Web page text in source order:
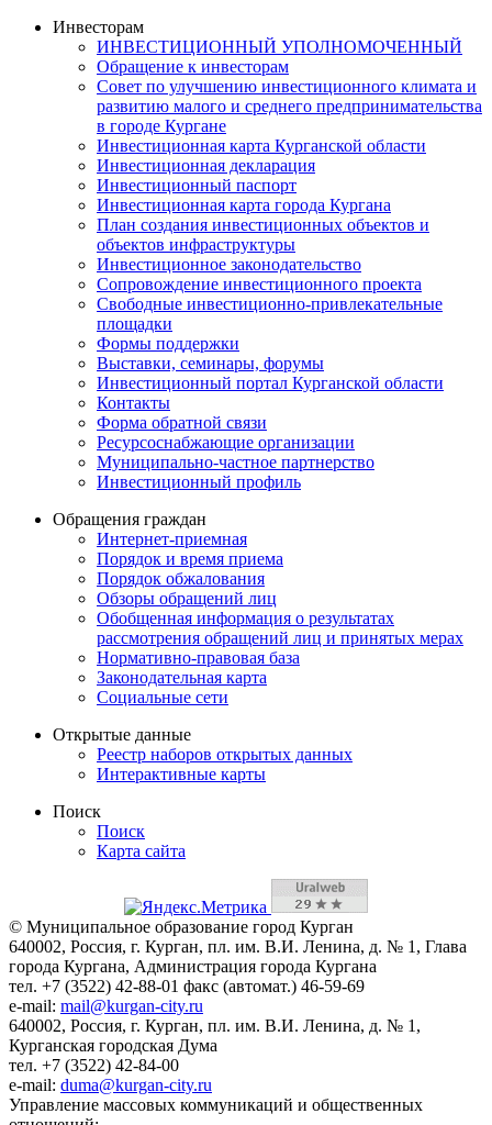
Инвесторам
ИНВЕСТИЦИОННЫЙ УПОЛНОМОЧЕННЫЙ
Обращение к инвесторам
Совет по улучшению инвестиционного климата и
развитию малого и среднего предпринимательства
в городе Кургане
Инвестиционная карта Курганской области
Инвестиционная декларация
Инвестиционный паспорт
Инвестиционная карта города Кургана
План создания инвестиционных объектов и
объектов инфраструктуры
Инвестиционное законодательство
Сопровождение инвестиционного проекта
Свободные инвестиционно-привлекательные
площадки
Формы поддержки
Выставки, семинары, форумы
Инвестиционный портал Курганской области
Контакты
Форма обратной связи
Ресурсоснабжающие организации
Муниципально-частное партнерство
Инвестиционный профиль
Обращения граждан
Интернет-приемная
Порядок и время приема
Порядок обжалования
Обзоры обращений лиц
Обобщенная информация о результатах
рассмотрения обращений лиц и принятых мерах
Нормативно-правовая база
Законодательная карта
Социальные сети
Открытые данные
Реестр наборов открытых данных
Интерактивные карты
Поиск
Поиск
Карта сайта
© Муниципальное образование город Курган
640002, Россия, г. Курган, пл. им. В.И. Ленина, д. № 1, Глава
города Кургана, Администрация города Кургана
тел. +7 (3522) 42-88-01 факс (автомат.) 46-59-69
e-mail: mail@kurgan-city.ru
640002, Россия, г. Курган, пл. им. В.И. Ленина, д. № 1,
Курганская городская Дума
тел. +7 (3522) 42-84-00
e-mail: duma@kurgan-city.ru
Управление массовых коммуникаций и общественных